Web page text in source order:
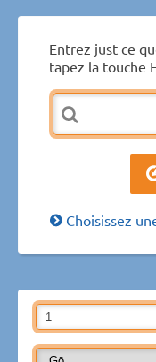
Entrez just ce
tapez la touche
Choisissez